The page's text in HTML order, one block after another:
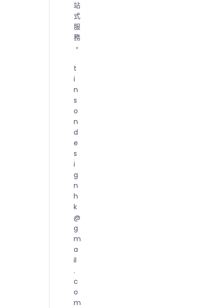
站
式
服
務
。
t
i
n
s
o
n
d
e
s
i
g
n
h
k
@
g
m
a
il
.
c
o
m